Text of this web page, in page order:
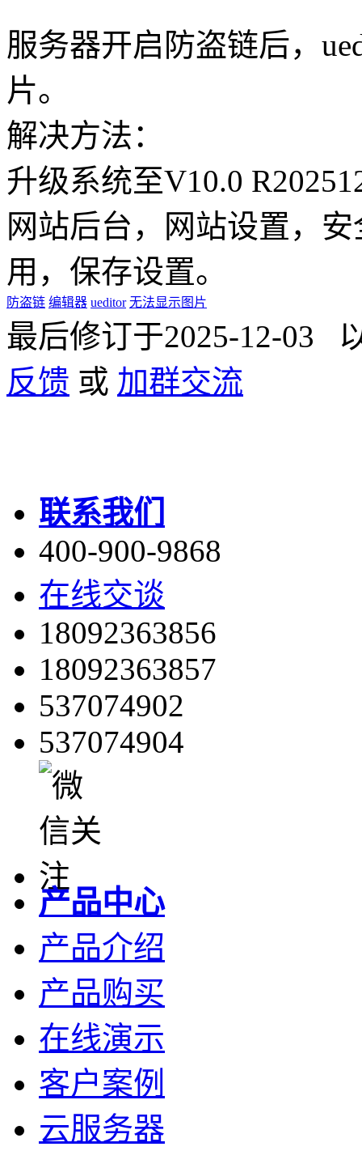
服务器开启防盗链后，
片。
解决方法：
升级系统至V10.0
网站后台，网站设置，
用，保存设置。
防盗链 编辑器 ueditor 无法显示图片
最后修订于2025-12-03
反馈 或 加群交流
联系我们
400-900-9868
在线交谈
18092363856
18092363857
537074902
537074904
产品中心
产品介绍
产品购买
在线演示
客户案例
云服务器